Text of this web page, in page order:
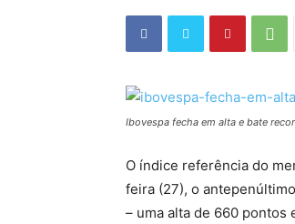
Ibovespa fecha em alta e bate
O índice referência do
feira (27), o
– uma alta de 660